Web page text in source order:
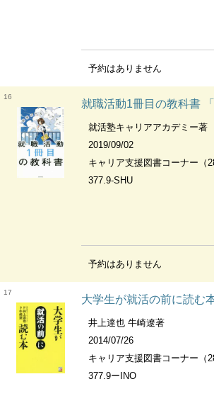
予約はありません
16
就職活動1冊目の教科書 「
就活塾キャリアアカデミー著
2019/09/02
キャリア支援図書コーナー（
377.9-SHU
予約はありません
17
大学生が就活の前に読む
井上達也 牛崎遼著
2014/07/26
キャリア支援図書コーナー（
377.9ーINO